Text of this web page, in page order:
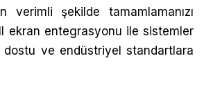
verimli şekilde tamamlamanızı
ekran entegrasyonu ile sistemler
dostu ve endüstriyel standartlara